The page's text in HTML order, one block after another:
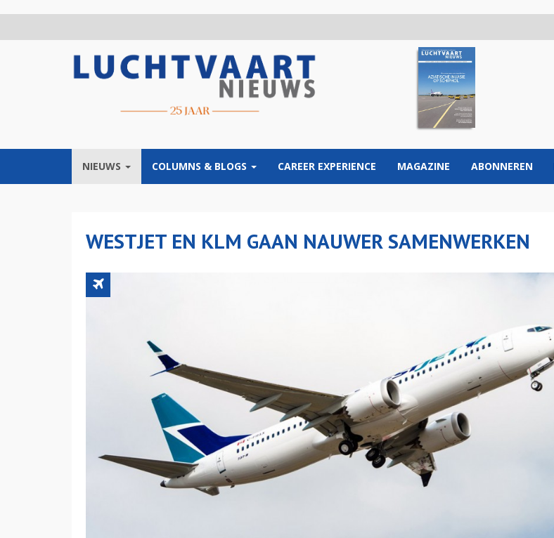
NIEUWS COLUMNS & BLOGS CAREER EXPERIENCE MAGAZINE ABONNEREN
WESTJET EN KLM GAAN NAUWER SAMENWERKEN